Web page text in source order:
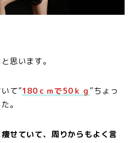
思います。
て”180ｃｍで50ｋｇ ”ちょっ
。
せていて、周りからもよく言